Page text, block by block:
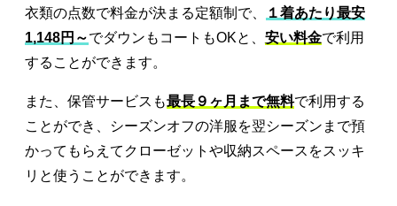
衣類の点数で料金が決まる定額制で、
１着あたり最安
1,148円～でダウンもコートもOKと、 安い料金で利用
することができます。
また、保管サービスも最長９ヶ月まで無料で利用する
ことができ、シーズンオフの洋服を翌シーズンまで預
かってもらえてクローゼットや収納スペースをスッキ
リと使うことができます。